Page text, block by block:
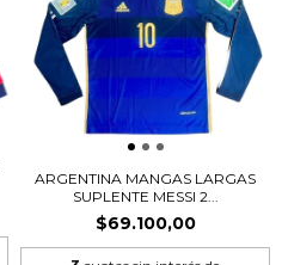
ARGENTINA MANGAS LARGAS
SUPLENTE MESSI 2...
$69.100,00